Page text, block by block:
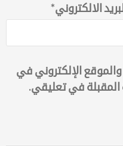
الالكتروني*
الإلكتروني في
المقبلة في تعليقي.